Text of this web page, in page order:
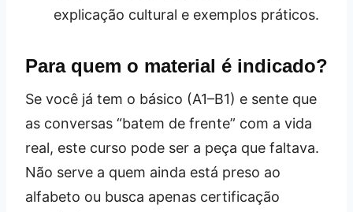
explicação cultural e exemplos práticos.
Para quem o material é indicado?
Se você já tem o básico (A1–B1) e sente que
as conversas “batem de frente” com a vida
real, este curso pode ser a peça que faltava.
Não serve a quem ainda está preso ao
alfabeto ou busca apenas certificação